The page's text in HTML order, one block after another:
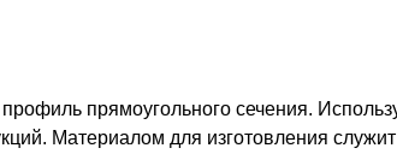
прямоугольного сечения.
Материалом для изготовления